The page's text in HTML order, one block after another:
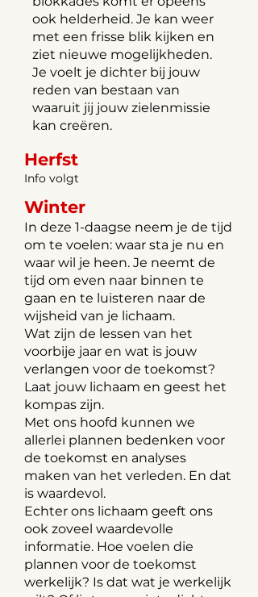
ook helderheid. Je kan weer
met een frisse blik kijken en
ziet nieuwe mogelijkheden.
Je voelt je dichter bij jouw
reden van bestaan van
waaruit jij jouw zielenmissie
kan creëren.
Herfst
Info volgt
Winter
In deze 1-daagse neem je de tijd
om te voelen: waar sta je nu en
waar wil je heen. Je neemt de
tijd om even naar binnen te
gaan en te luisteren naar de
wijsheid van je lichaam.
Wat zijn de lessen van het
voorbije jaar en wat is jouw
verlangen voor de toekomst?
Laat jouw lichaam en geest het
kompas zijn.
Met ons hoofd kunnen we
allerlei plannen bedenken voor
de toekomst en analyses
maken van het verleden. En dat
is waardevol.
Echter ons lichaam geeft ons
ook zoveel waardevolle
informatie. Hoe voelen die
plannen voor de toekomst
werkelijk? Is dat wat je werkelijk